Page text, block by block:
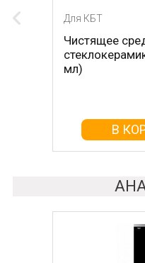
Для КБТ
Чистящее
мл)
В
Для КБТ
Скребок для
В